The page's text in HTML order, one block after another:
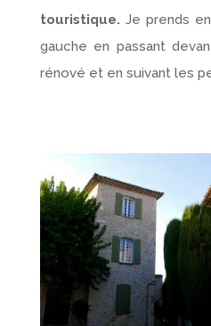
touristique. Je prends
gauche en passant
rénové et en suivant les